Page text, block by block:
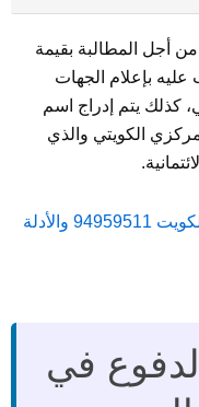
أجل المطالبة بقيمة
عليه بإعلام الجهات
كذلك يتم إدراج اسم
الكويتي والذي
دعاوى الفصل التعسفي في الكويت 94959511 والأدلة
في